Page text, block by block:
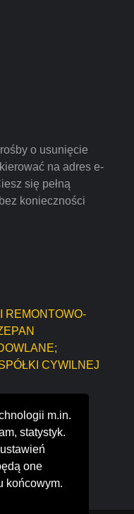
m.in.
statystyk.
one
końcowym.
o usunięcie
na adres e-
się pełną
konieczności
REMONTOWO-
CYWILNEJ
Produkcyjne